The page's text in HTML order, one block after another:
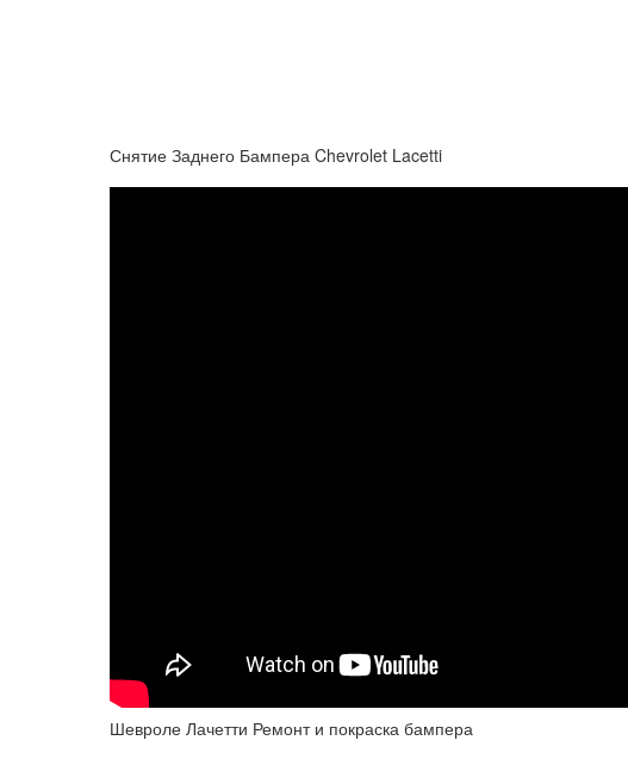
Снятие Заднего Бампера Chevrolet Lacetti
Шевроле Лачетти Ремонт и покраска бампера